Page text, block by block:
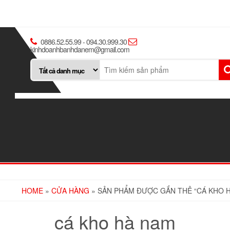
0886.52.55.99 - 094.30.999.30
kinhdoanhbanhdanem@gmail.com
HOME » CỬA HÀNG » SẢN PHẨM ĐƯỢC GẮN THẺ “CÁ KHO
cá kho hà nam